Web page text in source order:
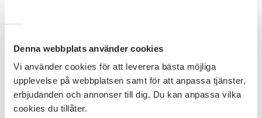
Denna webbplats använder cookies
Vi använder cookies för att leverera bästa möjliga
upplevelse på webbplatsen samt för att anpassa tjänster,
erbjudanden och annonser till dig. Du kan anpassa vilka
cookies du tillåter.
Cirkelledare
Vincent Vitlock - erfaren Internationell kock med
många års erfarenhet av att undervisa autentisk
italiensk matlagning. Bott i Italien och studerat